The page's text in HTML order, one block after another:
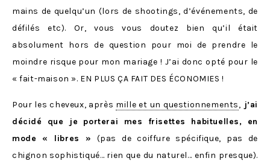
mains de quelqu’un (lors de shootings, d’événements, de
défilés etc). Or, vous vous doutez bien qu’il était
absolument hors de question pour moi de prendre le
moindre risque pour mon mariage ! J’ai donc opté pour le
« fait-maison ». EN PLUS ÇA FAIT DES ÉCONOMIES !
Pour les cheveux, après mille et un questionnements, j’ai
décidé que je porterai mes frisettes habituelles, en
mode « libres » (pas de coiffure spécifique, pas de
chignon sophistiqué… rien que du naturel… enfin presque).